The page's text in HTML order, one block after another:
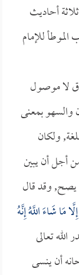
أحاديث
للإمام
لا موصول
بمعنى
ولكان
أجل أن يبين
يصح, وقد قال
إِلَّا مَا شَاءَ اللَّهُ إِنَّهُ
قدر الله تعالى
أن ينسى